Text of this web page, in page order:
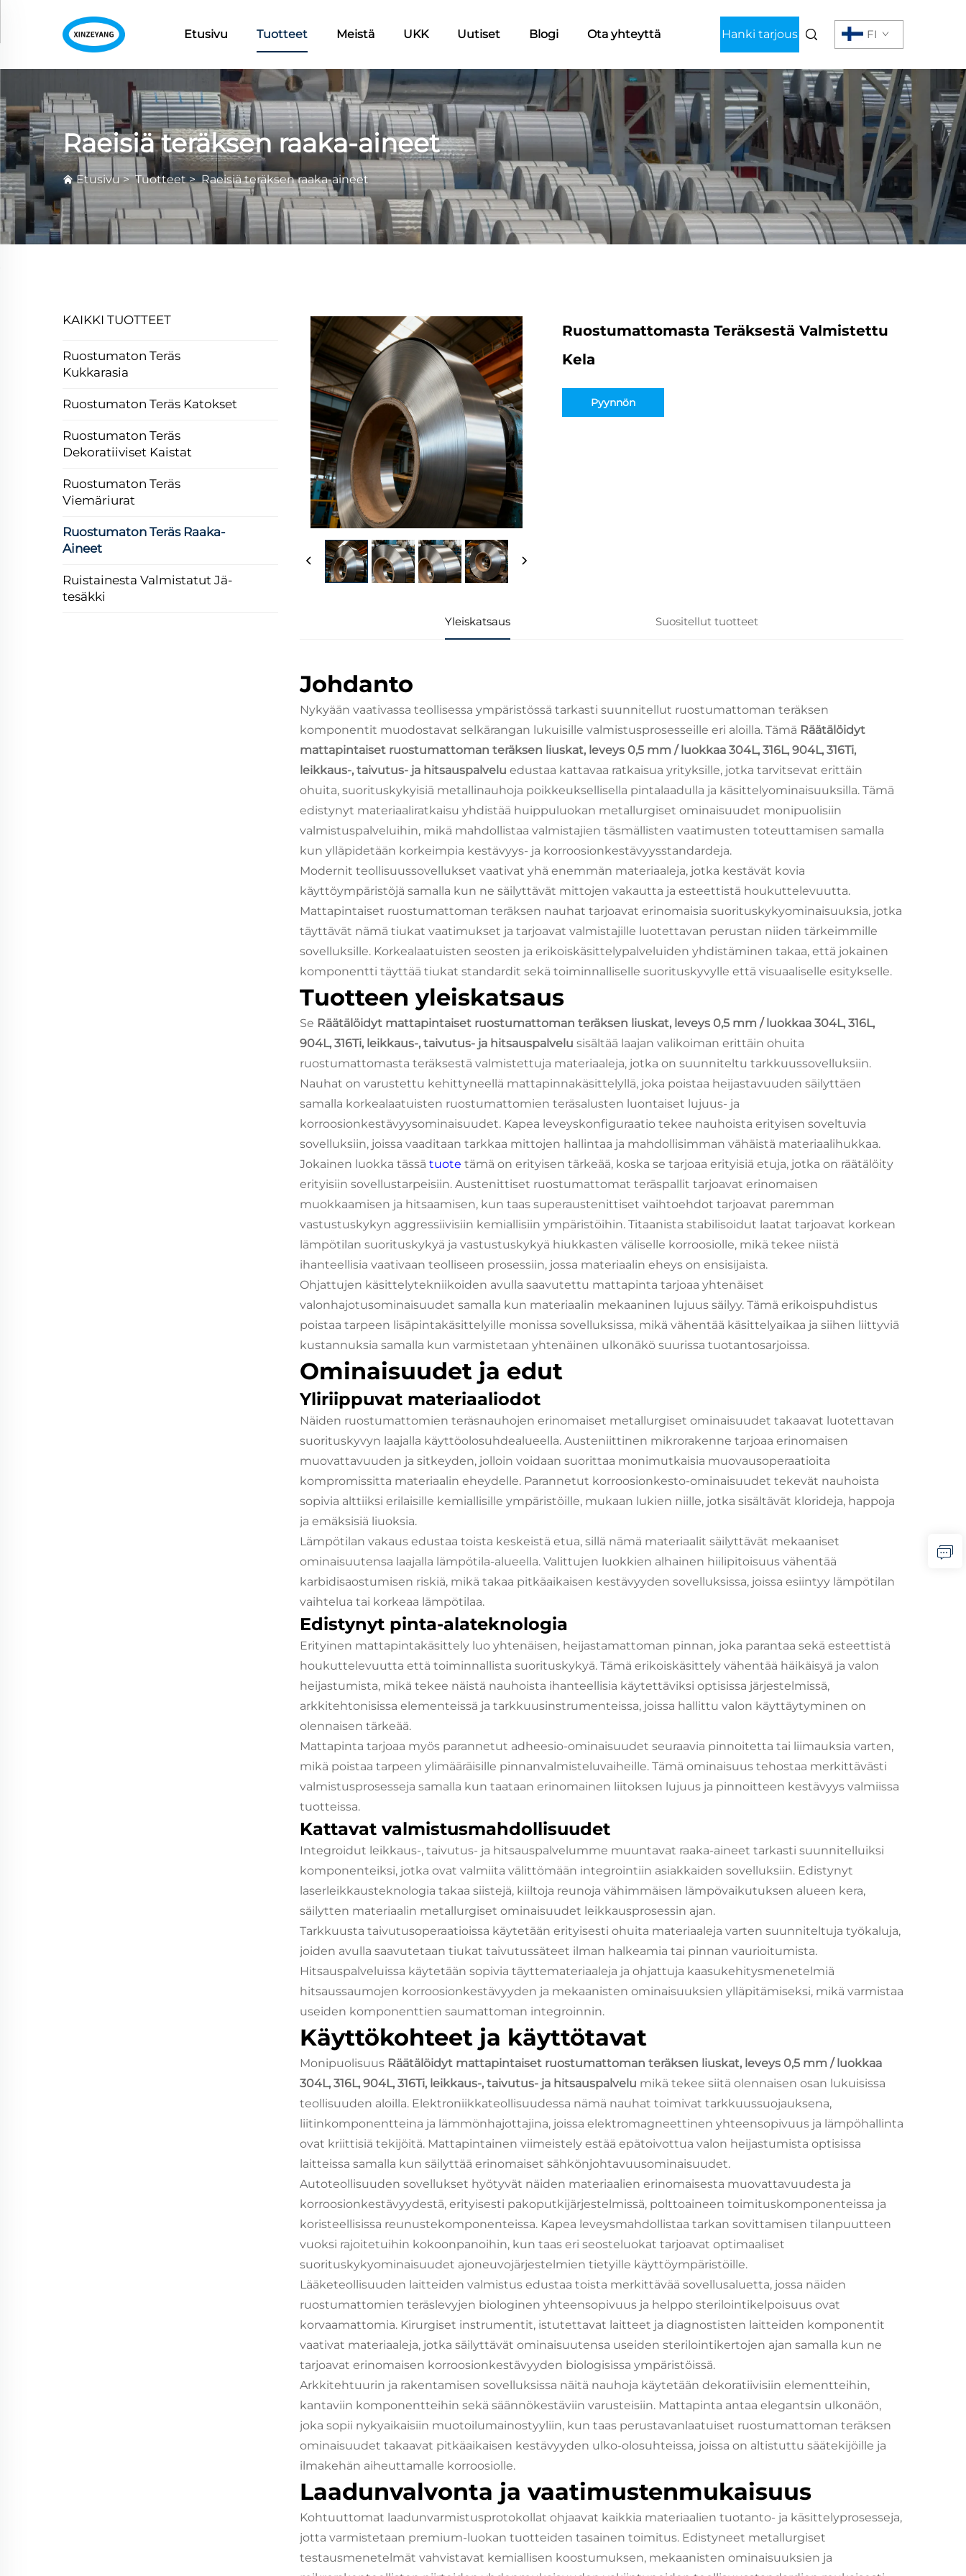
Etusivu Tuotteet Meistä UKK Uutiset Blogi Ota yhteyttä Hanki tarjous FI
Raeisiä teräksen raaka-aineet
Etusivu>Tuotteet>Raeisiä teräksen raaka-aineet
KAIKKI TUOTTEET
Ruostumaton Teräs
Kukkarasia
Ruostumaton Teräs Katokset
Ruostumaton Teräs
Dekoratiiviset Kaistat
Ruostumaton Teräs
Viemäriurat
Ruostumaton Teräs Raaka-
Aineet
Ruis­tai­nes­ta Val­mis­ta­tut Jä­
Te­säk­ki
Ruostumattomasta Teräksestä Valmistettu
Kela
Pyynnön
Yleiskatsaus Suositellut tuotteet
Johdanto
Nykyään vaativassa teollisessa ympäristössä tarkasti suunnitellut ruostumattoman teräksen
komponentit muodostavat selkärangan lukuisille valmistusprosesseille eri aloilla. Tämä Räätälöidyt
mattapintaiset ruostumattoman teräksen liuskat, leveys 0,5 mm / luokkaa 304L, 316L, 904L, 316Ti,
leikkaus-, taivutus- ja hitsauspalvelu edustaa kattavaa ratkaisua yrityksille, jotka tarvitsevat erittäin
ohuita, suorituskykyisiä metallinauhoja poikkeuksellisella pintalaadulla ja käsittelyominaisuuksilla. Tämä
edistynyt materiaaliratkaisu yhdistää huippuluokan metallurgiset ominaisuudet monipuolisiin
valmistuspalveluihin, mikä mahdollistaa valmistajien täsmällisten vaatimusten toteuttamisen samalla
kun ylläpidetään korkeimpia kestävyys- ja korroosionkestävyysstandardeja.
Modernit teollisuussovellukset vaativat yhä enemmän materiaaleja, jotka kestävät kovia
käyttöympäristöjä samalla kun ne säilyttävät mittojen vakautta ja esteettistä houkuttelevuutta.
Mattapintaiset ruostumattoman teräksen nauhat tarjoavat erinomaisia suorituskykyominaisuuksia, jotka
täyttävät nämä tiukat vaatimukset ja tarjoavat valmistajille luotettavan perustan niiden tärkeimmille
sovelluksille. Korkealaatuisten seosten ja erikoiskäsittelypalveluiden yhdistäminen takaa, että jokainen
komponentti täyttää tiukat standardit sekä toiminnalliselle suorituskyvylle että visuaaliselle esitykselle.
Tuotteen yleiskatsaus
Se Räätälöidyt mattapintaiset ruostumattoman teräksen liuskat, leveys 0,5 mm / luokkaa 304L, 316L,
904L, 316Ti, leikkaus-, taivutus- ja hitsauspalvelu sisältää laajan valikoiman erittäin ohuita
ruostumattomasta teräksestä valmistettuja materiaaleja, jotka on suunniteltu tarkkuussovelluksiin.
Nauhat on varustettu kehittyneellä mattapinnakäsittelyllä, joka poistaa heijastavuuden säilyttäen
samalla korkealaatuisten ruostumattomien teräsalusten luontaiset lujuus- ja
korroosionkestävyysominaisuudet. Kapea leveyskonfiguraatio tekee nauhoista erityisen soveltuvia
sovelluksiin, joissa vaaditaan tarkkaa mittojen hallintaa ja mahdollisimman vähäistä materiaalihukkaa.
Jokainen luokka tässä tuote tämä on erityisen tärkeää, koska se tarjoaa erityisiä etuja, jotka on räätälöity
erityisiin sovellustarpeisiin. Austenittiset ruostumattomat teräspallit tarjoavat erinomaisen
muokkaamisen ja hitsaamisen, kun taas superaustenittiset vaihtoehdot tarjoavat paremman
vastustuskykyn aggressiivisiin kemiallisiin ympäristöihin. Titaanista stabilisoidut laatat tarjoavat korkean
lämpötilan suorituskykyä ja vastustuskykyä hiukkasten väliselle korroosiolle, mikä tekee niistä
ihanteellisia vaativaan teolliseen prosessiin, jossa materiaalin eheys on ensisijaista.
Ohjattujen käsittelytekniikoiden avulla saavutettu mattapinta tarjoaa yhtenäiset
valonhajotusominaisuudet samalla kun materiaalin mekaaninen lujuus säilyy. Tämä erikoispuhdistus
poistaa tarpeen lisäpintakäsittelyille monissa sovelluksissa, mikä vähentää käsittelyaikaa ja siihen liittyviä
kustannuksia samalla kun varmistetaan yhtenäinen ulkonäkö suurissa tuotantosarjoissa.
Ominaisuudet ja edut
Yliriippuvat materiaaliodot
Näiden ruostumattomien teräsnauhojen erinomaiset metallurgiset ominaisuudet takaavat luotettavan
suorituskyvyn laajalla käyttöolosuhdealueella. Austeniittinen mikrorakenne tarjoaa erinomaisen
muovattavuuden ja sitkeyden, jolloin voidaan suorittaa monimutkaisia muovausoperaatioita
kompromissitta materiaalin eheydelle. Parannetut korroosionkesto-ominaisuudet tekevät nauhoista
sopivia alttiiksi erilaisille kemiallisille ympäristöille, mukaan lukien niille, jotka sisältävät klorideja, happoja
ja emäksisiä liuoksia.
Lämpötilan vakaus edustaa toista keskeistä etua, sillä nämä materiaalit säilyttävät mekaaniset
ominaisuutensa laajalla lämpötila-alueella. Valittujen luokkien alhainen hiilipitoisuus vähentää
karbidisaostumisen riskiä, mikä takaa pitkäaikaisen kestävyyden sovelluksissa, joissa esiintyy lämpötilan
vaihtelua tai korkeaa lämpötilaa.
Edistynyt pinta-alateknologia
Erityinen mattapintakäsittely luo yhtenäisen, heijastamattoman pinnan, joka parantaa sekä esteettistä
houkuttelevuutta että toiminnallista suorituskykyä. Tämä erikoiskäsittely vähentää häikäisyä ja valon
heijastumista, mikä tekee näistä nauhoista ihanteellisia käytettäviksi optisissa järjestelmissä,
arkkitehtonisissa elementeissä ja tarkkuusinstrumenteissa, joissa hallittu valon käyttäytyminen on
olennaisen tärkeää.
Mattapinta tarjoaa myös parannetut adheesio-ominaisuudet seuraavia pinnoitetta tai liimauksia varten,
mikä poistaa tarpeen ylimääräisille pinnanvalmisteluvaiheille. Tämä ominaisuus tehostaa merkittävästi
valmistusprosesseja samalla kun taataan erinomainen liitoksen lujuus ja pinnoitteen kestävyys valmiissa
tuotteissa.
Kattavat valmistusmahdollisuudet
Integroidut leikkaus-, taivutus- ja hitsauspalvelumme muuntavat raaka-aineet tarkasti suunnitelluiksi
komponenteiksi, jotka ovat valmiita välittömään integrointiin asiakkaiden sovelluksiin. Edistynyt
laserleikkausteknologia takaa siistejä, kiiltoja reunoja vähimmäisen lämpövaikutuksen alueen kera,
säilytten materiaalin metallurgiset ominaisuudet leikkausprosessin ajan.
Tarkkuusta taivutusoperaatioissa käytetään erityisesti ohuita materiaaleja varten suunniteltuja työkaluja,
joiden avulla saavutetaan tiukat taivutussäteet ilman halkeamia tai pinnan vaurioitumista.
Hitsauspalveluissa käytetään sopivia täyttemateriaaleja ja ohjattuja kaasukehitysmenetelmiä
hitsaussaumojen korroosionkestävyyden ja mekaanisten ominaisuuksien ylläpitämiseksi, mikä varmistaa
useiden komponenttien saumattoman integroinnin.
Käyttökohteet ja käyttötavat
Monipuolisuus Räätälöidyt mattapintaiset ruostumattoman teräksen liuskat, leveys 0,5 mm / luokkaa
304L, 316L, 904L, 316Ti, leikkaus-, taivutus- ja hitsauspalvelu mikä tekee siitä olennaisen osan lukuisissa
teollisuuden aloilla. Elektroniikkateollisuudessa nämä nauhat toimivat tarkkuussuojauksena,
liitinkomponentteina ja lämmönhajottajina, joissa elektromagneettinen yhteensopivuus ja lämpöhallinta
ovat kriittisiä tekijöitä. Mattapintainen viimeistely estää epätoivottua valon heijastumista optisissa
laitteissa samalla kun säilyttää erinomaiset sähkönjohtavuusominaisuudet.
Autoteollisuuden sovellukset hyötyvät näiden materiaalien erinomaisesta muovattavuudesta ja
korroosionkestävyydestä, erityisesti pakoputkijärjestelmissä, polttoaineen toimituskomponenteissa ja
koristeellisissa reunustekomponenteissa. Kapea leveysmahdollistaa tarkan sovittamisen tilanpuutteen
vuoksi rajoitetuihin kokoonpanoihin, kun taas eri seosteluokat tarjoavat optimaaliset
suorituskykyominaisuudet ajoneuvojärjestelmien tietyille käyttöympäristöille.
Lääketeollisuuden laitteiden valmistus edustaa toista merkittävää sovellusaluetta, jossa näiden
ruostumattomien teräslevyjen biologinen yhteensopivuus ja helppo sterilointikelpoisuus ovat
korvaamattomia. Kirurgiset instrumentit, istutettavat laitteet ja diagnostisten laitteiden komponentit
vaativat materiaaleja, jotka säilyttävät ominaisuutensa useiden sterilointikertojen ajan samalla kun ne
tarjoavat erinomaisen korroosionkestävyyden biologisissa ympäristöissä.
Arkkitehtuurin ja rakentamisen sovelluksissa näitä nauhoja käytetään dekoratiivisiin elementteihin,
kantaviin komponentteihin sekä säännökestäviin varusteisiin. Mattapinta antaa elegantsin ulkonäön,
joka sopii nykyaikaisiin muotoilumainostyyliin, kun taas perustavanlaatuiset ruostumattoman teräksen
ominaisuudet takaavat pitkäaikaisen kestävyyden ulko-olosuhteissa, joissa on altistuttu säätekijöille ja
ilmakehän aiheuttamalle korroosiolle.
Laadunvalvonta ja vaatimustenmukaisuus
Kohtuuttomat laadunvarmistusprotokollat ohjaavat kaikkia materiaalien tuotanto- ja käsittelyprosesseja,
jotta varmistetaan premium-luokan tuotteiden tasainen toimitus. Edistyneet metallurgiset
testausmenetelmät vahvistavat kemiallisen koostumuksen, mekaanisten ominaisuuksien ja